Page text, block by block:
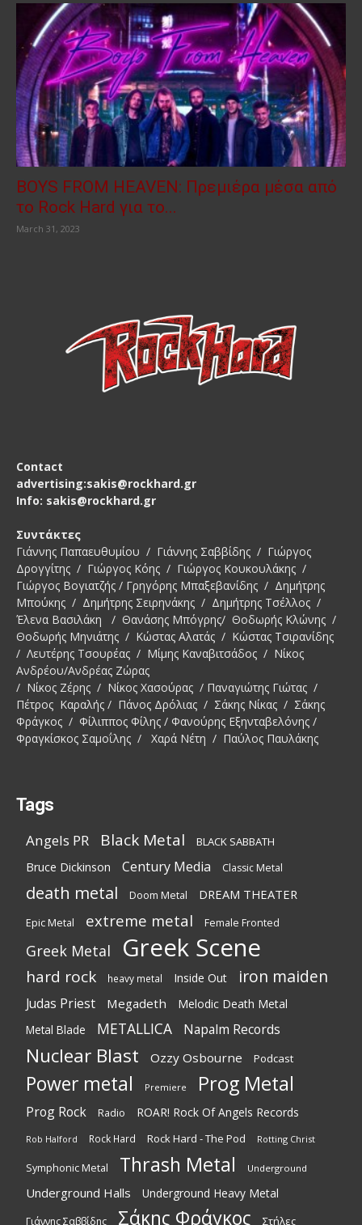
BOYS FROM HEAVEN: Πρεμιέρα μέσα από
το Rock Hard για το...
March 31, 2023
Contact
advertising:sakis@rockhard.gr
Info: sakis@rockhard.gr
Συντάκτες
Γιάννης Παπαευθυμίου / Γιάννης Σαββίδης / Γιώργος
Δρογγίτης / Γιώργος Κόης / Γιώργος Κουκουλάκης /
Γιώργος Βογιατζής / Γρηγόρης Μπαξεβανίδης / Δημήτρης
Μπούκης / Δημήτρης Σειρηνάκης / Δημήτρης Τσέλλος /
Έλενα Βασιλάκη / Θανάσης Μπόγρης/ Θοδωρής Κλώνης /
Θοδωρής Μηνιάτης / Κώστας Αλατάς / Κώστας Τσιρανίδης
/ Λευτέρης Τσουρέας / Μίμης Καναβιτσάδος / Νίκος
Ανδρέου/Ανδρέας Ζώρας
/ Νίκος Ζέρης / Νίκος Χασούρας / Παναγιώτης Γιώτας /
Πέτρος Καραλής / Πάνος Δρόλιας / Σάκης Νίκας / Σάκης
Φράγκος / Φίλιππος Φίλης / Φανούρης Εξηνταβελόνης /
Φραγκίσκος Σαμοΐλης / Χαρά Νέτη / Παύλος Παυλάκης
Tags
Angels PR Black Metal BLACK SABBATH
Bruce Dickinson Century Media Classic Metal
death metal Doom Metal DREAM THEATER
Epic Metal extreme metal Female Fronted
Greek Metal Greek Scene
hard rock heavy metal Inside Out iron maiden
Judas Priest Megadeth Melodic Death Metal
Metal Blade METALLICA Napalm Records
Nuclear Blast Ozzy Osbourne Podcast
Power metal Premiere Prog Metal
Prog Rock Radio ROAR! Rock Of Angels Records
Rob Halford Rock Hard Rock Hard - The Pod Rotting Christ
Symphonic Metal Thrash Metal Underground
Underground Halls Underground Heavy Metal
Γιάννης Σαββίδης Σάκης Φράγκος Στήλες